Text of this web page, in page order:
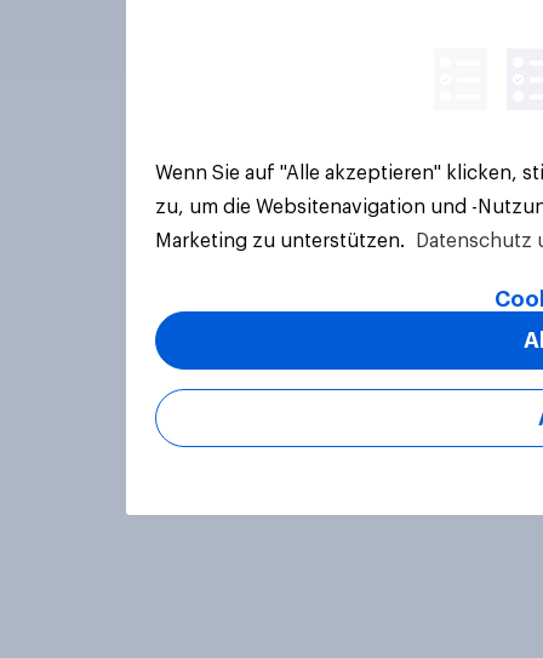
Wenn Sie auf "Alle akzeptieren" klicken,
zu, um die Websitenavigation und -
Marketing zu unterstützen.
Datenschutz